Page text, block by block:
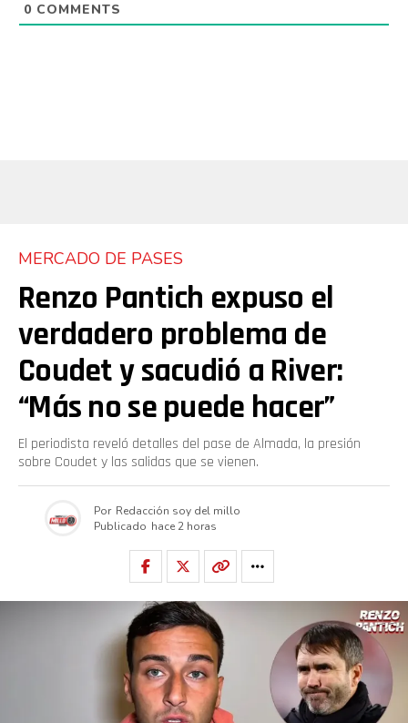
0 COMMENTS
MERCADO DE PASES
Renzo Pantich expuso el
verdadero problema de
Coudet y sacudió a River:
“Más no se puede hacer”
El periodista reveló detalles del pase de Almada, la presión
sobre Coudet y las salidas que se vienen.
Por Redacción soy del millo
Publicado hace 2 horas